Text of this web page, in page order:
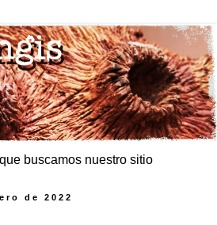
buscamos nuestro sitio
de 2022